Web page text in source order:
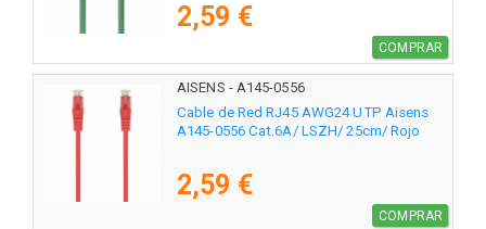
2,59 €
COMPRAR
AISENS - A145-0556
Cable de Red RJ45 AWG24 UTP Aisens
A145-0556 Cat.6A/ LSZH/ 25cm/ Rojo
2,59 €
COMPRAR